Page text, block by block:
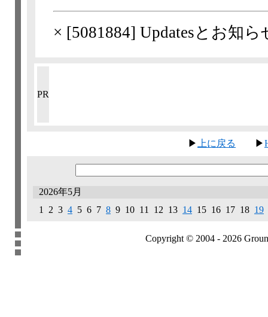
× [5081884] Updatesとお知ら
PR
▶ 上に戻る ▶
2026年5月
1 2 3 4 5 6 7 8 9 10 11 12 13 14 15 16 17 18 19
Copyright © 2004 - 2026